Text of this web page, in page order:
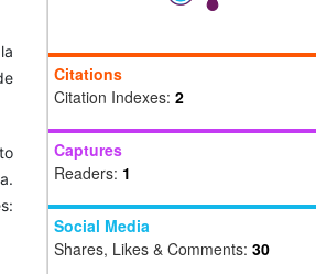
Citations
Citation Indexes: 2
Captures
Readers: 1
Social Media
Shares, Likes & Comments: 30